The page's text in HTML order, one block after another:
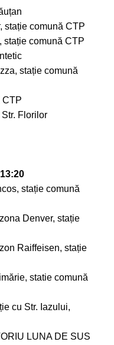
stație comună CTP
stație comună CTP
stație comună
CTP
Florilor
stație comună
Denver, stație
Raiffeisen, stație
statie comună
cu Str. Iazului,
LUNA DE SUS